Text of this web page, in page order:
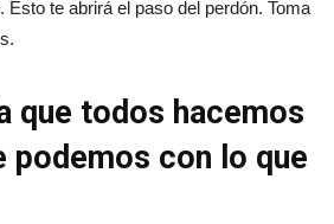
Esto te abrirá el paso del perdón. Toma
que todos hacemos
podemos con lo que